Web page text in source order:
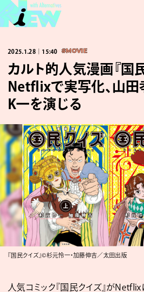
2025.1.28｜15:40 #MOVIE
カルト的人気漫画『国
Netflixで実写化、山田
K一を演じる
『国民クイズ』©杉元怜一・加藤伸吉／太田出版
人気コミック『国民クイズ』が